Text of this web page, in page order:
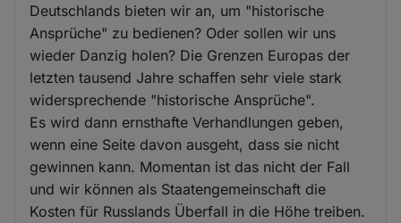
Deutschlands bieten wir an, um "historische
Ansprüche" zu bedienen? Oder sollen wir uns
wieder Danzig holen? Die Grenzen Europas der
letzten tausend Jahre schaffen sehr viele stark
widersprechende "historische Ansprüche".
Es wird dann ernsthafte Verhandlungen geben,
wenn eine Seite davon ausgeht, dass sie nicht
gewinnen kann. Momentan ist das nicht der Fall
und wir können als Staatengemeinschaft die
Kosten für Russlands Überfall in die Höhe treiben.